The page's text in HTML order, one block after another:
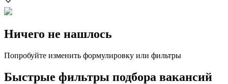
Ничего не нашлось
Попробуйте изменить формулировку или фильтры
Быстрые фильтры подбора вакансий